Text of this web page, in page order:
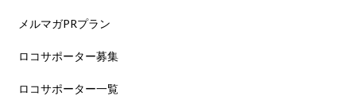
メルマガPRプラン
ロコサポーター募集
ロコサポーター一覧